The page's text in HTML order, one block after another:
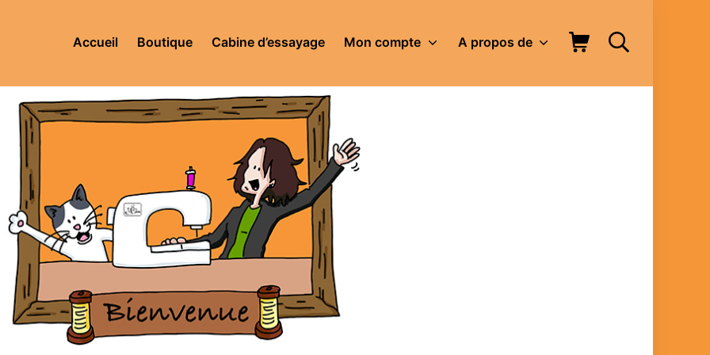
Accueil Boutique Cabine d’essayage Mon compte A propos de Panier d’achat